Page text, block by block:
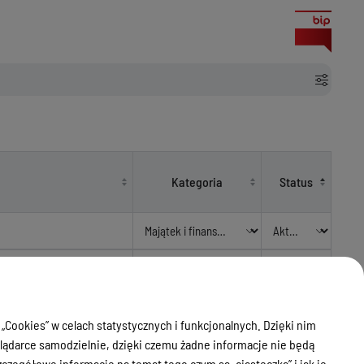
Kategoria Status
Izby Obrachunkowej w
Majątek i finanse -
Opinie RIO
Aktualny
w celach statystycznych i funkcjonalnych. Dzięki nim
samodzielnie, dzięki czemu żadne informacje nie będą